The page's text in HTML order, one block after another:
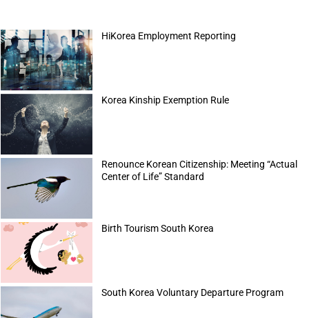
HiKorea Employment Reporting
Korea Kinship Exemption Rule
Renounce Korean Citizenship: Meeting “Actual
Center of Life” Standard
Birth Tourism South Korea
South Korea Voluntary Departure Program